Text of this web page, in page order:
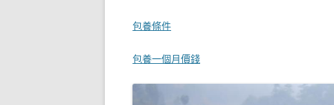
包養條件
包養一個月價錢